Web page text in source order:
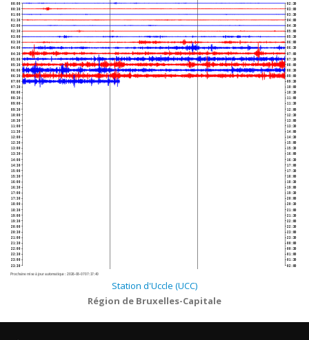
00:00
00:30
01:00
01:30
02:00
02:30
03:00
03:30
04:00
04:30
05:00
05:30
06:00
06:30
07:00
07:30
08:00
08:30
09:00
09:30
10:00
10:30
11:00
11:30
12:00
12:30
13:00
13:30
14:00
14:30
15:00
15:30
16:00
16:30
17:00
17:30
18:00
18:30
19:00
19:30
20:00
20:30
21:00
21:30
22:00
22:30
23:00
23:30
02:30
03:00
03:30
04:00
04:30
05:00
05:30
06:00
06:30
07:00
07:30
08:00
08:30
09:00
09:30
10:00
10:30
11:00
11:30
12:00
12:30
13:00
13:30
14:00
14:30
15:00
15:30
16:00
16:30
17:00
17:30
18:00
18:30
19:00
19:30
20:00
20:30
21:00
21:30
22:00
22:30
23:00
23:30
00:00
00:30
01:00
01:30
02:00
Prochaine mise à jour automatique :2026-08-07 07:17:40
Station d'Uccle (UCC)
Région de Bruxelles-Capitale